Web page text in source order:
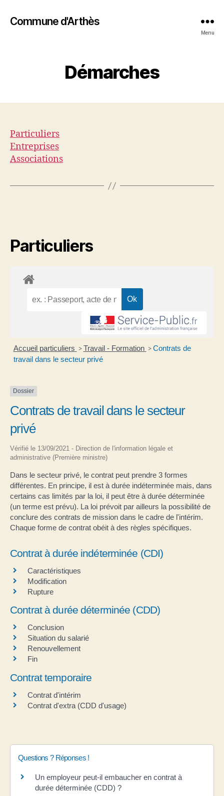
Commune d'Arthès
Menu
Démarches
Particuliers
Entreprises
Associations
Particuliers
Accueil particuliers > Travail - Formation > Contrats de
travail dans le secteur privé
Dossier
Contrats de travail dans le secteur
privé
Vérifié le 13/09/2021 - Direction de l'information légale et
administrative (Première ministre)
Dans le secteur privé, le contrat peut prendre 3 formes
différentes. En principe, il est à durée indéterminée mais, dans
certains cas limités par la loi, il peut être à durée déterminée
(un terme est prévu). La loi prévoit par ailleurs la possibilité de
conclure des contrats de mission dans le cadre de l'intérim.
Chaque forme de contrat obéit à des règles spécifiques.
Contrat à durée indéterminée (CDI)
Caractéristiques
Modification
Rupture
Contrat à durée déterminée (CDD)
Conclusion
Situation du salarié
Renouvellement
Fin
Contrat temporaire
Contrat d'intérim
Contrat d'extra (CDD d'usage)
Questions ? Réponses !
Un employeur peut-il embaucher en contrat à
durée déterminée (CDD) ?